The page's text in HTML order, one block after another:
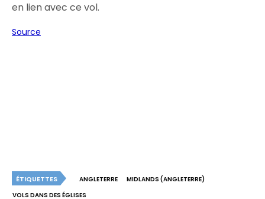
en lien avec ce vol.
Source
ÉTIQUETTES ANGLETERRE
MIDLANDS (ANGLETERRE)
VOLS DANS DES ÉGLISES